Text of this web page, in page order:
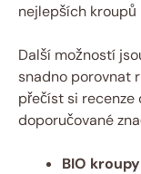
nejlepších
Další možností
snadno porovnat
přečíst si recenze
doporučované
BIO